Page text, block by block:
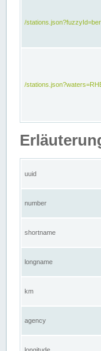
/
/
uuid
number
shortname
longname
km
agency